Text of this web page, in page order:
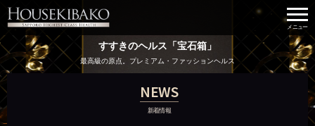
すすきのヘルス「宝石箱」
最高級の原点。プレミアム・ファッションヘルス
NEWS
新着情報